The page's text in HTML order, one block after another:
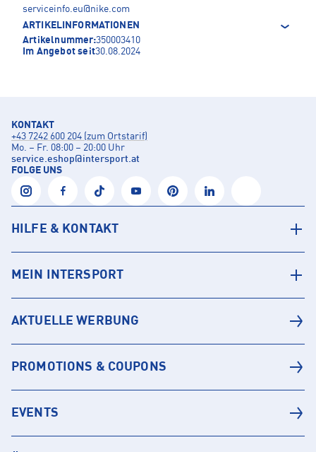
serviceinfo.eu@nike.com
ARTIKELINFORMATIONEN
Artikelnummer:350003410
Im Angebot seit30.08.2024
KONTAKT
+43 7242 600 204 (zum Ortstarif)
Mo. – Fr. 08:00 – 20:00 Uhr
service.eshop@intersport.at
FOLGE UNS
HILFE & KONTAKT
MEIN INTERSPORT
AKTUELLE WERBUNG
PROMOTIONS & COUPONS
EVENTS